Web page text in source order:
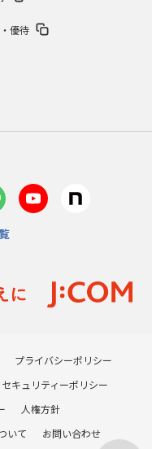
優待
プライバシーポリシー
セキュリティーポリシー
人権方針
いて
お問い合わせ